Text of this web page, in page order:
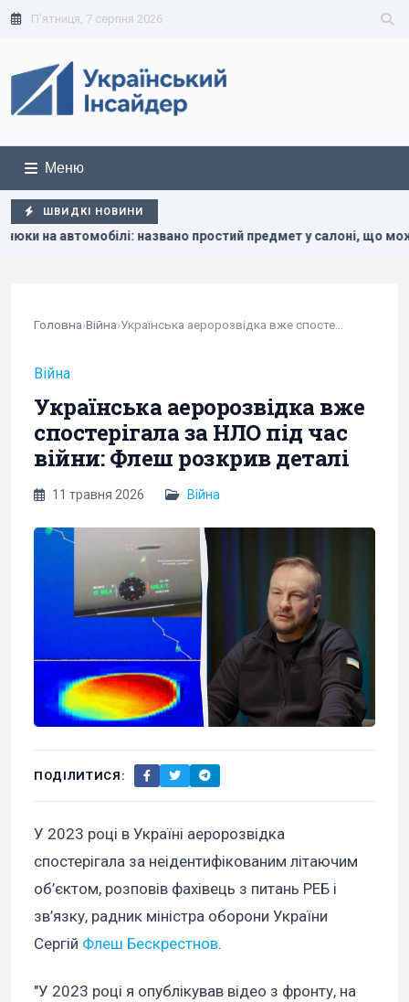
П'ятниця, 7 серпня 2026
Меню
ШВИДКІ НОВИНИ
названо простий предмет у салоні, що може допомогти
Головна›Війна›
Війна
Українська аеророзвідка вже
спостерігала за НЛО під час
війни: Флеш розкрив деталі
11 травня 2026 Війна
ПОДІЛИТИСЯ:
У 2023 році в Україні аеророзвідка
спостерігала за неідентифікованим літаючим
об’єктом, розповів фахівець з питань РЕБ і
зв’язку, радник міністра оборони України
Сергій Флеш Бескрестнов.
"У 2023 році я опублікував відео з фронту, на